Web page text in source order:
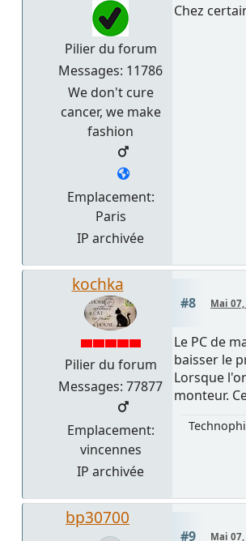
Pilier du forum
Messages: 11786
We don't cure
cancer, we make
fashion
Emplacement:
Paris
IP archivée
Chez
kochka
Pilier du forum
Messages: 77877
Emplacement:
vincennes
IP archivée
#8 Mai 07,
Le PC de
baisser le
Lorsque
monteur.
bp30700
#9 Mai